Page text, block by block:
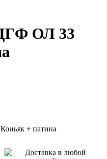
ОЛ 33
+ патина